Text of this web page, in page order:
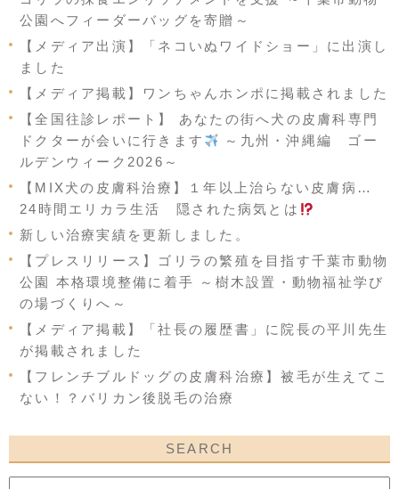
公園へフィーダーバッグを寄贈～
【メディア出演】「ネコいぬワイドショー」に出演し
ました
【メディア掲載】ワンちゃんホンポに掲載されました
【全国往診レポート】 あなたの街へ犬の皮膚科専門
ドクターが会いに行きます
～九州・沖縄編 ゴー
ルデンウィーク2026～
【MIX犬の皮膚科治療】１年以上治らない皮膚病…
24時間エリカラ生活 隠された病気とは
新しい治療実績を更新しました。
【プレスリリース】ゴリラの繁殖を目指す千葉市動物
公園 本格環境整備に着手 ～樹木設置・動物福祉学び
の場づくりへ～
【メディア掲載】「社長の履歴書」に院長の平川先生
が掲載されました
【フレンチブルドッグの皮膚科治療】被毛が生えてこ
ない！？バリカン後脱毛の治療
SEARCH